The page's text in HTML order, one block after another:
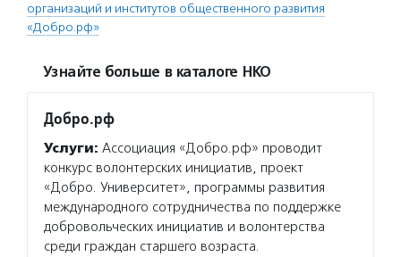
организаций и институтов общественного развития
«Добро.рф»
Узнайте больше в каталоге НКО
Добро.рф
Услуги: Ассоциация «Добро.рф» проводит
конкурс волонтерских инициатив, проект
«Добро. Университет», программы развития
международного сотрудничества по поддержке
добровольческих инициатив и волонтерства
среди граждан старшего возраста.